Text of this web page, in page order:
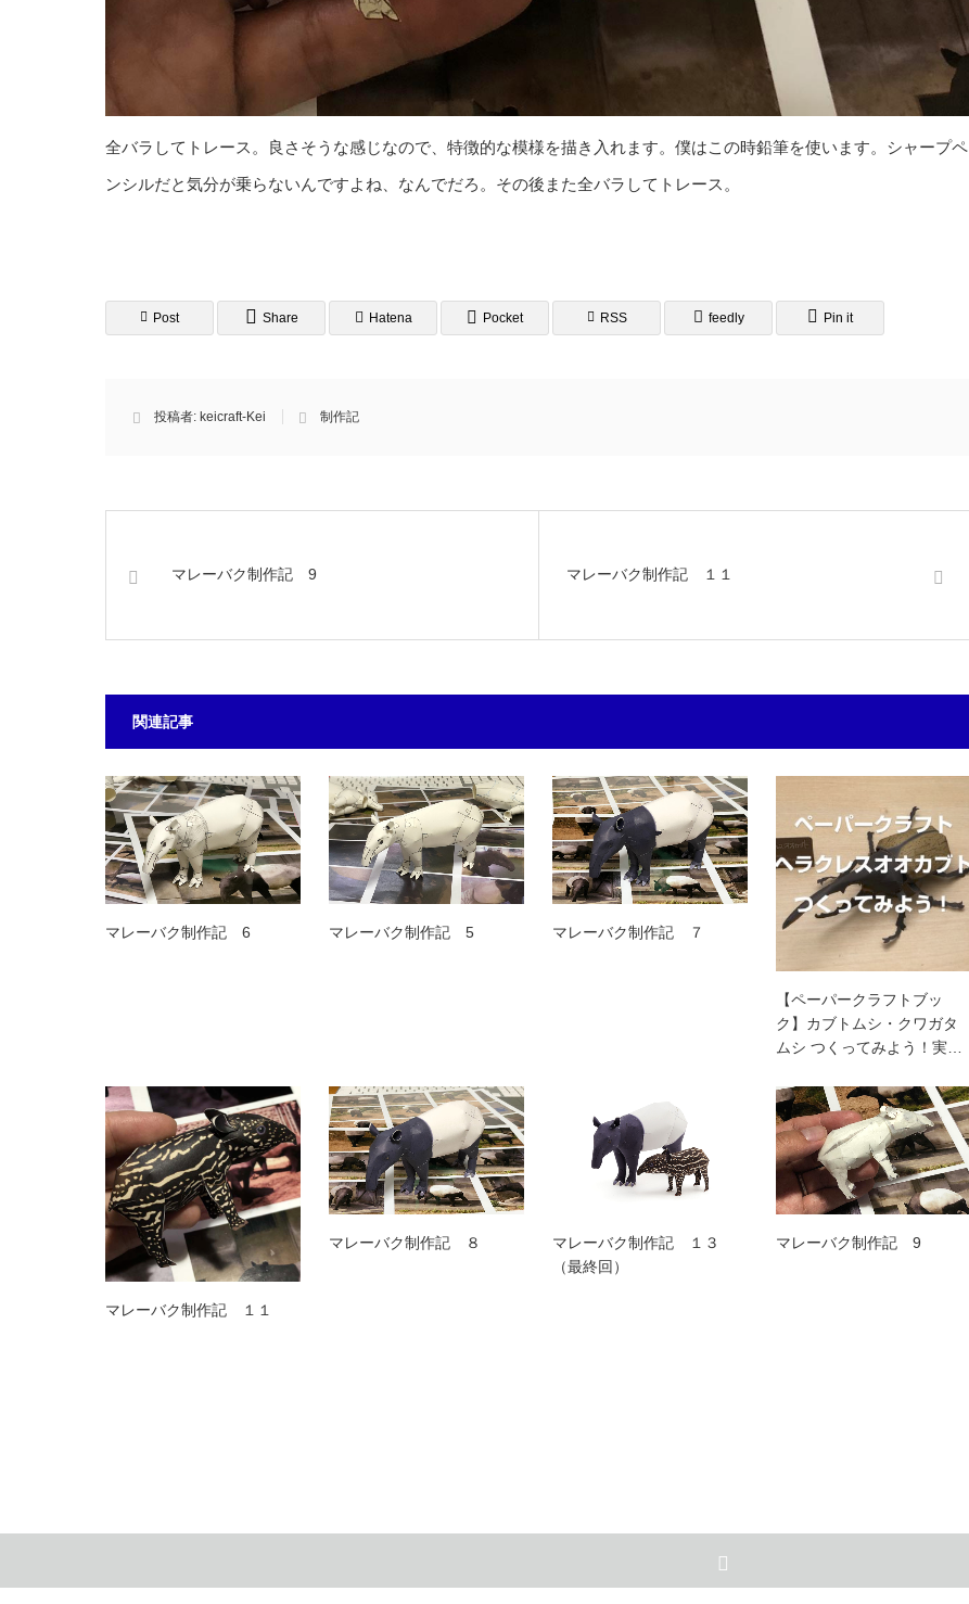
全バラしてトレース。良さそうな感じなので、特徴的な模様を描き入れます。僕はこの時鉛筆を使います。シャープペ
ンシルだと気分が乗らないんですよね、なんでだろ。その後また全バラしてトレース。
Post Share Hatena Pocket RSS feedly Pin it
投稿者: keicraft-Kei 制作記
マレーバク制作記 9 マレーバク制作記 １１
関連記事
マレーバク制作記 6 マレーバク制作記 5 マレーバク制作記 ７
【ペーパークラフトブッ
ク】カブトムシ・クワガタ
ムシ つくってみよう！実…
マレーバク制作記 １１
マレーバク制作記 ８
マレーバク制作記 １３
（最終回）
マレーバク制作記 9